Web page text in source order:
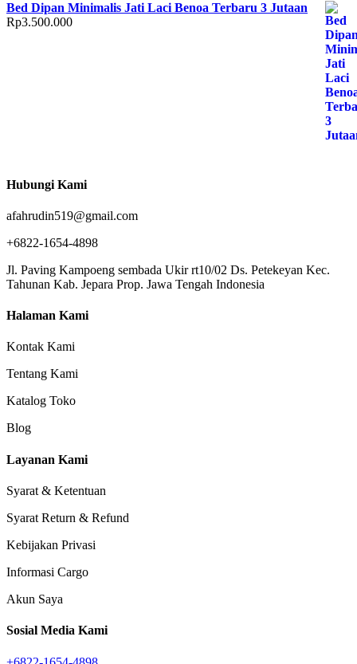
Bed Dipan Minimalis Jati Laci Benoa Terbaru 3 Jutaan
Rp3.500.000
Hubungi Kami
afahrudin519@gmail.com
+6822-1654-4898
Jl. Paving Kampoeng sembada Ukir rt10/02 Ds. Petekeyan Kec.
Tahunan Kab. Jepara Prop. Jawa Tengah Indonesia
Halaman Kami
Kontak Kami
Tentang Kami
Katalog Toko
Blog
Layanan Kami
Syarat & Ketentuan
Syarat Return & Refund
Kebijakan Privasi
Informasi Cargo
Akun Saya
Sosial Media Kami